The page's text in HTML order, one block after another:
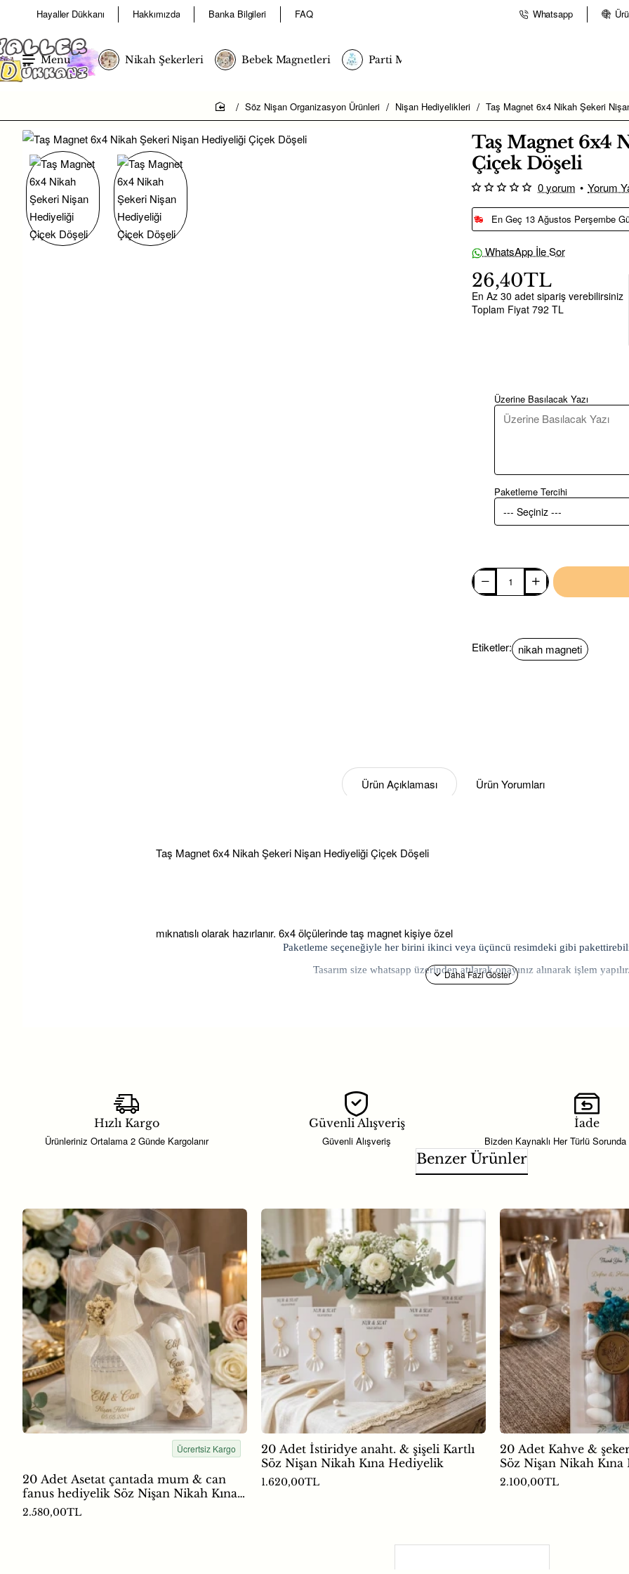
Hayaller Dükkanı Hakkımızda Banka Bilgileri FAQ Whatsapp
Menu Nikah Şekerleri Bebek Magnetleri Parti Malzemeleri
home
Söz Nişan Organizasyon Ürünleri Nişan Hediyelikleri Taş Magnet 6x4 Nikah Şekeri
Taş Magnet 6x4
Çiçek Döşeli
En Geç 13 Ağustos Perşembe
WhatsApp İle Sor
0 yorum • Yorum
En Az 30 adet sipariş verebilirsiniz
Toplam Fiyat 792 TL
26,40TL
Üzerine Basılacak Yazı
Paketleme Tercihi
Etiketler: nikah magneti
Ürün Açıklaması Ürün Yorumları
Taş Magnet 6x4 Nikah Şekeri Nişan Hediyeliği Çiçek Döşeli
mıknatıslı olarak hazırlanır. 6x4 ölçülerinde taş magnet kişiye özel
Paketleme seçeneğiyle her birini ikinci veya üçüncü resimdeki gibi
Tasarım size whatsapp üzerinden atılarak onayınız alınarak işlem yapılır.
Taş Magnet 6x4 Nikah Şekeri Nişan Hediyeliği Çiçek Döşelimıknatıslı olarak modeli; söz, nişan ve
sunumlarını tamamlayan, aynı zamanda doğum günü ve baby shower konseptlerindebebek şekeri
seçeneğidir. Konseptinize uygun kombinler oluşturmak için farklı
tamamlayacak şekilde farklı renk ve temalarla kombinlenebilir.
Hızlı Kargo
Ürünleriniz Ortalama 2 Günde Kargolanır
Güvenli Alışveriş
Güvenli Alışveriş
İade
Bizden Kaynaklı Her Türlü
Benzer Ürünler
Ücrertsiz Kargo
20 Adet Asetat çantada mum & can
fanus hediyelik Söz Nişan Nikah Kına
Hediyelik
2.580,00TL
20 Adet İstiridye anaht. & şişeli Kartlı
Söz Nişan Nikah Kına Hediyelik
1.620,00TL
20 Adet Kahve &
Söz Nişan Nikah
2.100,00TL